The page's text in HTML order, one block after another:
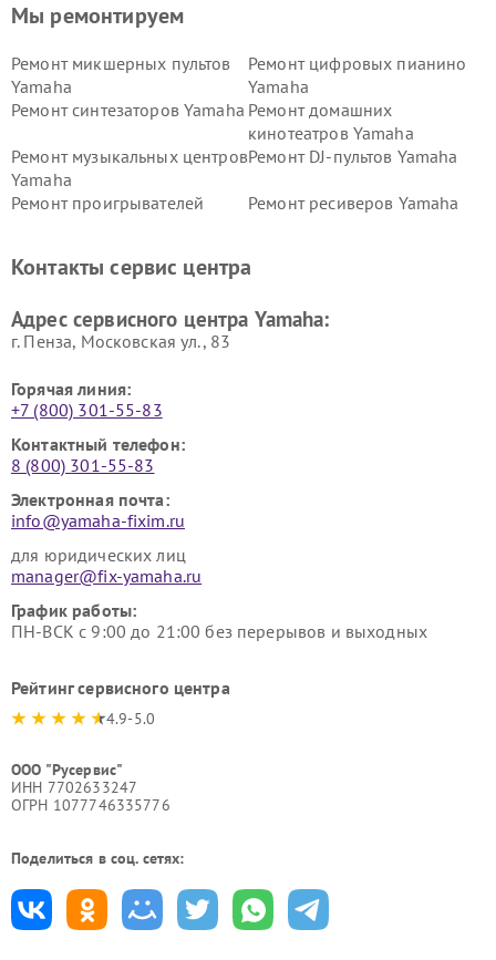
Мы ремонтируем
Ремонт микшерных пультов
Yamaha
Ремонт цифровых пианино
Yamaha
Ремонт синтезаторов Yamaha Ремонт домашних
кинотеатров Yamaha
Ремонт музыкальных центров
Yamaha
Ремонт DJ-пультов Yamaha
Ремонт проигрывателей
Ремонт ресиверов Yamaha
Yamaha
Yamaha
Контакты сервис центра
Адрес сервисного центра Yamaha:
г. Пенза, Московская ул., 83
Горячая линия:
+7 (800) 301-55-83
Контактный телефон:
8 (800) 301-55-83
Электронная почта:
info@yamaha-fixim.ru
для юридических лиц
manager@fix-yamaha.ru
График работы:
ПН-ВСК с 9:00 до 21:00 без перерывов и выходных
Рейтинг сервисного центра
4.9-5.0
ООО "Русервис"
ИНН 7702633247
ОГРН 1077746335776
Поделиться в соц. сетях: